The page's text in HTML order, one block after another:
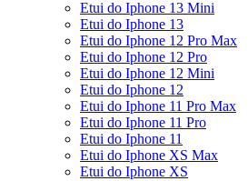
Etui do Iphone 13 Mini
Etui do Iphone 13
Etui do Iphone 12 Pro Max
Etui do Iphone 12 Pro
Etui do Iphone 12 Mini
Etui do Iphone 12
Etui do Iphone 11 Pro Max
Etui do Iphone 11 Pro
Etui do Iphone 11
Etui do Iphone XS Max
Etui do Iphone XS